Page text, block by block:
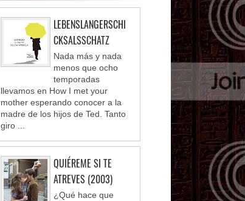
LEBENSLANGERSCHI
CKSALSSCHATZ
Nada más y nada
menos que ocho
temporadas
llevamos en How I met your
mother esperando conocer a la
madre de los hijos de Ted. Tanto
giro ...
QUIÉREME SI TE
ATREVES (2003)
¿Qué hace que